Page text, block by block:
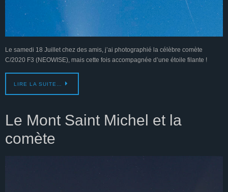
Le samedi 18 Juillet chez des amis, j’ai photographié la célèbre comète
C/2020 F3 (NEOWISE), mais cette fois accompagnée d’une étoile filante !
LIRE LA SUITE…
Le Mont Saint Michel et la
comète